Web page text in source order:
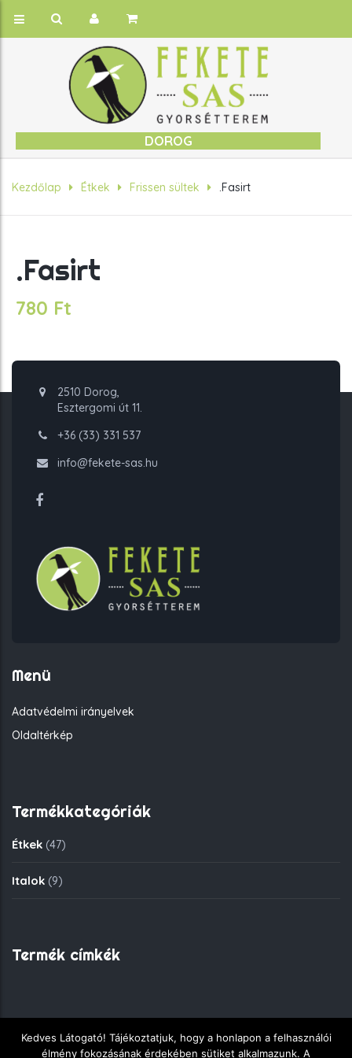
DOROG
Kezdőlap Étkek Frissen sültek .Fasirt
.Fasirt
780 Ft
2510 Dorog,
Esztergomi út 11.
+36 (33) 331 537
info@fekete-sas.hu
Menü
Adatvédelmi irányelvek
Oldaltérkép
Termékkategóriák
Étkek (47)
Italok (9)
Termék címkék
Copyright © 2018 - Fekete Sas Gyorsétkezde - Minden jog
Kedves Látogató! Tájékoztatjuk, hogy a honlapon a felhasználói
élmény fokozásának érdekében sütiket alkalmazunk. A